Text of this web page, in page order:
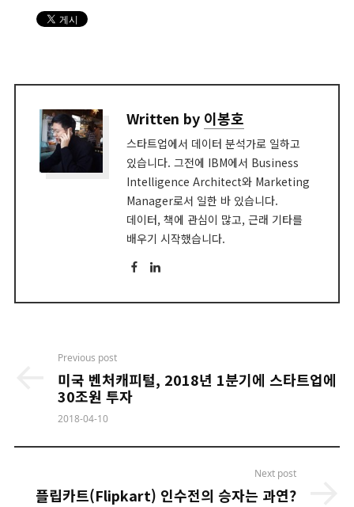
Written by 이봉호
스타트업에서 데이터 분석가로 일하고
있습니다. 그전에 IBM에서 Business
Intelligence Architect와 Marketing
Manager로서 일한 바 있습니다.
데이터, 책에 관심이 많고, 근래 기타를
배우기 시작했습니다.
Facebook
LinkedIn
navigation
Previous post
미국 벤처캐피털, 2018년 1분기에 스타트업에
30조원 투자
2018-04-10
Next post
플립카트(Flipkart) 인수전의 승자는 과연?